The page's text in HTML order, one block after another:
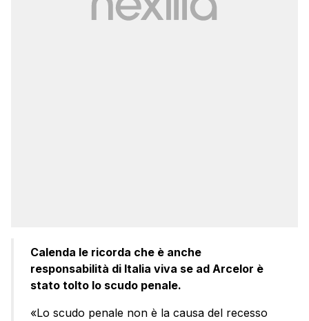
Calenda le ricorda che è anche
responsabilità di Italia viva se ad Arcelor è
stato tolto lo scudo penale.
«Lo scudo penale non è la causa del recesso